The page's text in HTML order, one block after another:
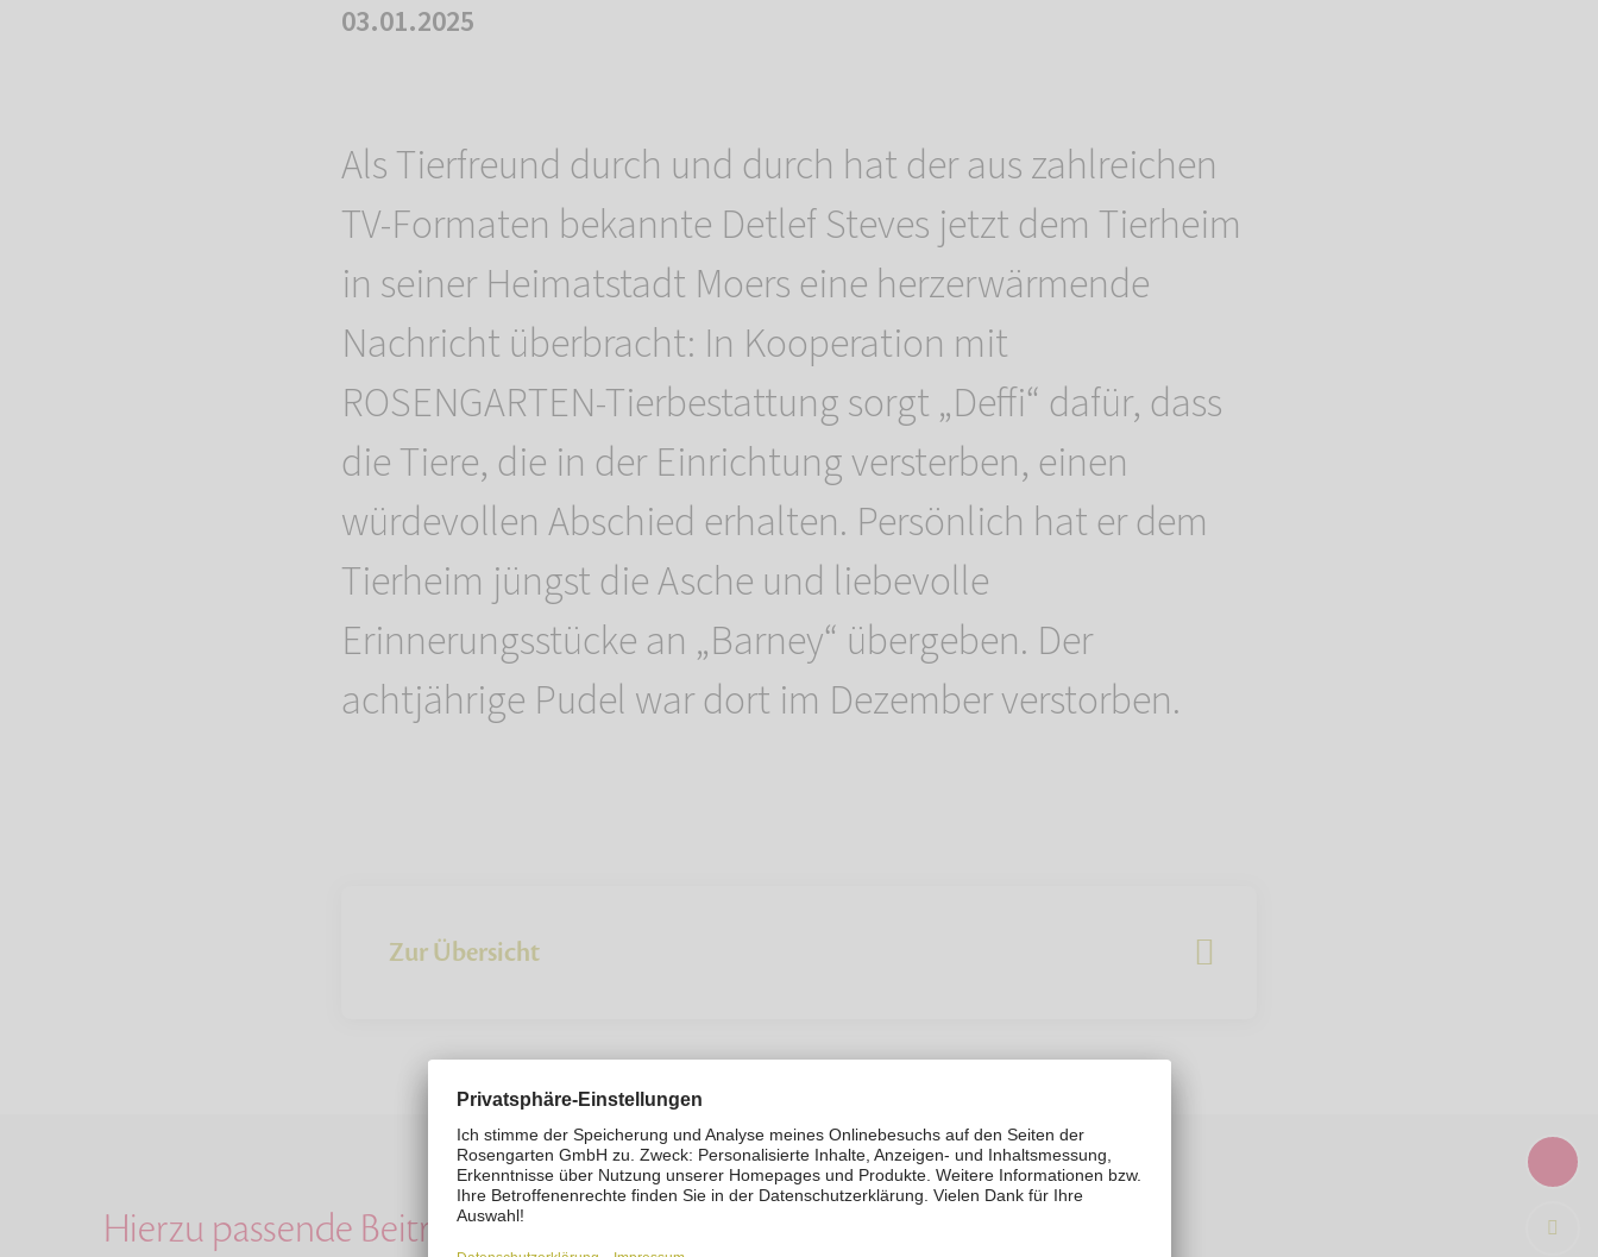
03.01.2025
Als Tierfreund durch und durch hat der aus zahlreichen
TV-Formaten bekannte Detlef Steves jetzt dem Tierheim
in seiner Heimatstadt Moers eine herzerwärmende
Nachricht überbracht: In Kooperation mit
ROSENGARTEN-Tierbestattung sorgt „Deffi“ dafür, dass
die Tiere, die in der Einrichtung versterben, einen
würdevollen Abschied erhalten. Persönlich hat er dem
Tierheim jüngst die Asche und liebevolle
Erinnerungsstücke an „Barney“ übergeben. Der
achtjährige Pudel war dort im Dezember verstorben.
Zur Übersicht
Hierzu passende Beiträge